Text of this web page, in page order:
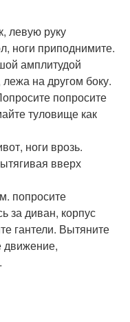
левую руку
ноги приподнимите.
амплитудой
на другом боку.
попросите
туловище как
ноги врозь.
вверх
попросите
за диван, корпус
гантели. Вытяните
движение,